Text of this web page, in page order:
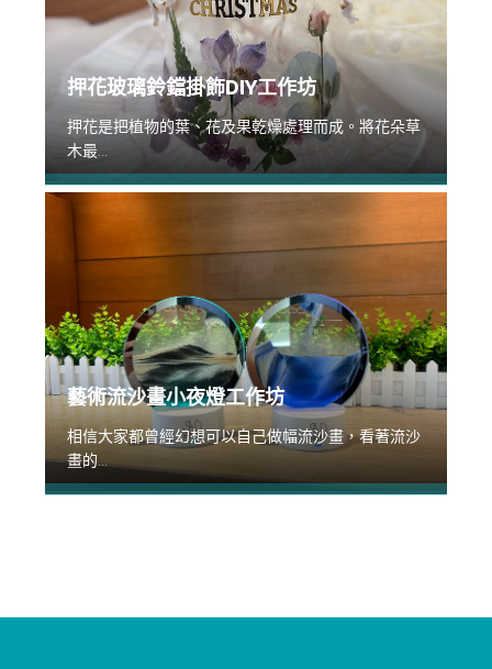
押花玻璃鈴鐺掛飾DIY工作坊
押花是把植物的葉、花及果乾燥處理而成。將花朵草
木最...
藝術流沙畫小夜燈工作坊
相信大家都曾經幻想可以自己做幅流沙畫，看著流沙
畫的...